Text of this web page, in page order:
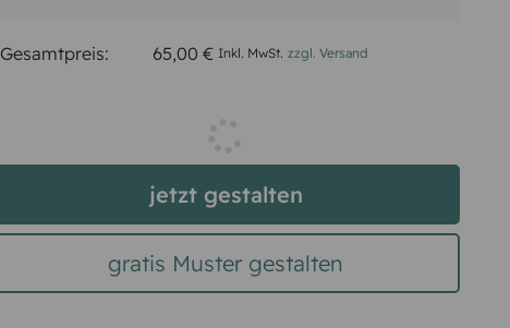
Gesamtpreis: 65,00 € Inkl. MwSt. zzgl. Versand
jetzt gestalten
gratis Muster gestalten